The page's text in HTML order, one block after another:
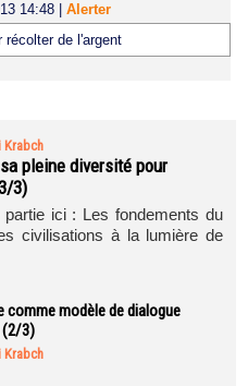
14:48
Alerter
récolter de l'argent
Krabch
pleine diversité pour
3)
partie ici : Les fondements du
civilisations à la lumière de
comme modèle de dialogue
(2/3)
Krabch